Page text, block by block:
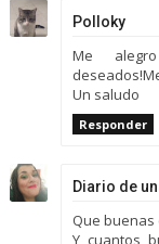
Polloky
Me
Un saludo
Responder
Diario de
Que buenas